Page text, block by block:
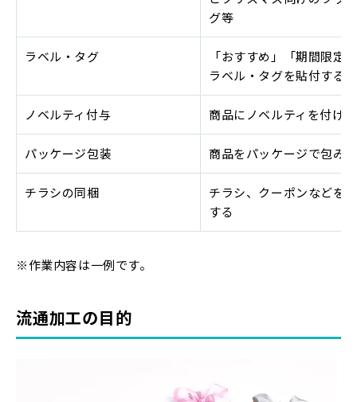
グ等
ラベル・タグ
「おすすめ」「期間限定
ラベル・タグを貼付する
ノベルティ付与 商品にノベルティを付ける
パッケージ包装 商品をパッケージで包み
チラシの同梱
チラシ、クーポンなどを
する
※作業内容は一例です。
流通加工の目的